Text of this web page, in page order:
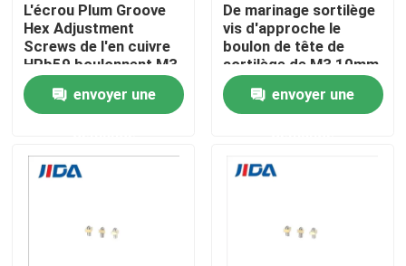
Contrôle qualité
Nous contacter
L'écrou Plum Groove
Hex Adjustment
Screws de l'en cuivre
HPb59 boulonnent M3
10mm
envoyer une
De marinage sortilège
vis d'approche le
boulon de tête de
sortilège de M3 10mm
avec l'écrou H62
envoyer une